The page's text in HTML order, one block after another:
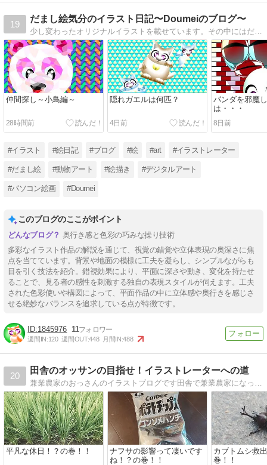
19
だまし絵気分のイラスト日記〜Doumeiのブログ〜
少し変わったオリジナルイラストを載せています。その中にはだまし絵を含ませた作品や･･時には間違い探しの作品等を更新しています。
仲間探し～小鳥編～
28時間前
隠れガエルは何匹？
4日前
パンダを邪魔
は・・・
8日前
#イラスト #絵日記 #ブログ #絵 #art #イラストレーター
#だまし絵 #動物アート #絵描き #デジタルアート
#パソコン絵画 #Doumei
このブログのここがポイント
奥行き感と色彩の巧みな操り技術
多彩なイラスト作品の解説を通じて、視覚の錯覚や立体表現の奥深さに焦
点を当てています。背景や地面の模様に工夫を凝らし、シンプルながらも
目を引く技法を紹介。錯視効果により、平面に深さや動き、変化を持たせ
ることで、見る者の感性を刺激する独自の表現スタイルが伺えます。工夫
された色彩使いや構図によって、平面作品の中に立体感や奥行きを感じさ
せる絶妙なバランスを追求している点が特徴です。
1845976 11
週間IN:120 週間OUT:448 月間IN:488
20
田舎のオッサンの目指せ！イラストレーターへの道
兼業農家のおっさんのイラストブログです田舎で兼業農家になったデザイン専門学校卒の男が書いたイラストを紹介していくブログ
平凡な休日！？の巻！！
ナフサの影響って凄いです
ね！？の巻！！
カブトムシ救
巻！！